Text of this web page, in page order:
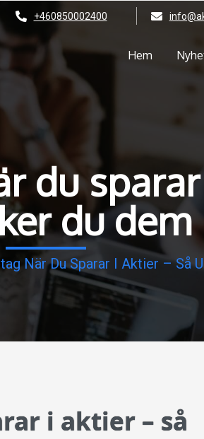
+460850002400
Hem
du
du dem
När Du Sparar I Aktier – Så
i aktier – så